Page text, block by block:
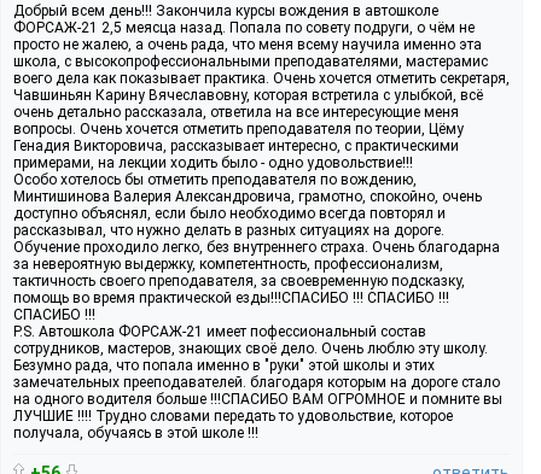
Добрый всем день!!! Закончила курсы вождения в автошколе
ФОРСАЖ-21 2,5 меясца назад. Попала по совету подруги, о чём не
просто не жалею, а очень рада, что меня всему научила именно эта
школа, с высокопрофессиональными преподавателями, мастерамис
воего дела как показывает практика. Очень хочется отметить секретаря,
Чавшиньян Карину Вячеславовну, которая встретила с улыбкой, всё
очень детально рассказала, ответила на все интересующие меня
вопросы. Очень хочется отметить преподавателя по теории, Цёму
Генадия Викторовича, рассказывает интересно, с практическими
примерами, на лекции ходить было - одно удовольствие!!!
Особо хотелось бы отметить преподавателя по вождению,
Минтишинова Валерия Александровича, грамотно, спокойно, очень
доступно объяснял, если было необходимо всегда повторял и
рассказывал, что нужно делать в разных ситуациях на дороге.
Обучение проходило легко, без внутреннего страха. Очень благодарна
за невероятную выдержку, компетентность, профессионализм,
тактичность своего преподавателя, за своевременную подсказку,
помощь во время практической езды!!!СПАСИБО !!! СПАСИБО !!!
СПАСИБО !!!
P.S. Автошкола ФОРСАЖ-21 имеет пофессиональный состав
сотрудников, мастеров, знающих своё дело. Очень люблю эту школу.
Безумно рада, что попала именно в "руки" этой школы и этих
замечательных прееподавателей. благодаря которым на дороге стало
на одного водителя больше !!!СПАСИБО ВАМ ОГРОМНОЕ и помните вы
ЛУЧШИЕ !!!! Трудно словами передать то удовольствие, которое
получала, обучаясь в этой школе !!!